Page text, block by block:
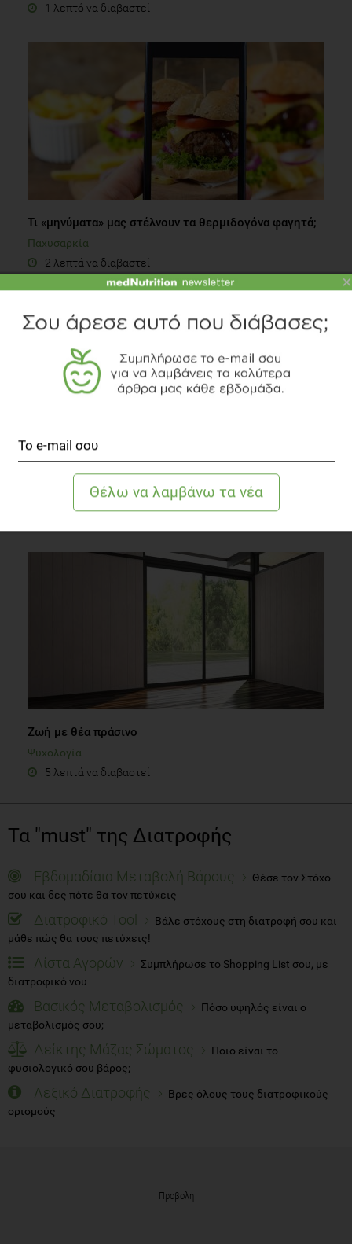
1 λεπτό να διαβαστεί
Τι «μηνύματα» μας στέλνουν τα θερμιδογόνα φαγητά;
Παχυσαρκία
2 λεπτά να διαβαστεί
Ποια είναι η καλύτερη ώρα για προπόνηση;
Ζωή με θέα πράσινο
Ψυχολογία
5 λεπτά να διαβαστεί
Τα "must" της Διατροφής
Εβδομαδίαια Μεταβολή Βάρους
Θέσε τον Στόχο
σου και δες πότε θα τον πετύχεις
Διατροφικό Tool
Βάλε στόχους στη διατροφή σου και
μάθε πώς θα τους πετύχεις!
Λίστα Αγορών
Συμπλήρωσε το Shopping List σου, με
διατροφικό νου
Βασικός Μεταβολισμός
Πόσο υψηλός είναι ο
μεταβολισμός σου;
Δείκτης Μάζας Σώματος
Ποιο είναι το
φυσιολογικό σου βάρος;
Λεξικό Διατροφής
Βρες όλους τους διατροφικούς
ορισμούς
Προβολή
×